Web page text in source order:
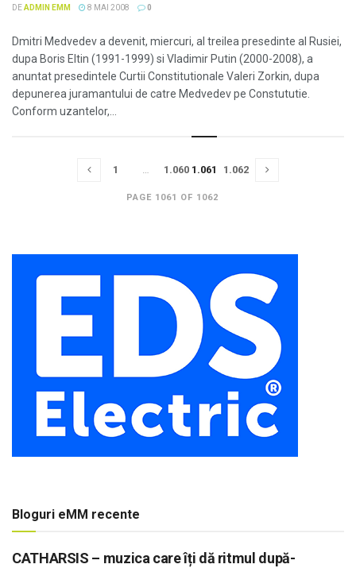
DEADMIN EMM 8 MAI 2008 0
Dmitri Medvedev a devenit, miercuri, al treilea presedinte al Rusiei,
dupa Boris Eltin (1991-1999) si Vladimir Putin (2000-2008), a
anuntat presedintele Curtii Constitutionale Valeri Zorkin, dupa
depunerea juramantului de catre Medvedev pe Constututie.
Conform uzantelor,...
PAGE 1061 OF 1062
1 … 1.060 1.061 1.062
Bloguri eMM recente
CATHARSIS – muzica care îți dă ritmul după-